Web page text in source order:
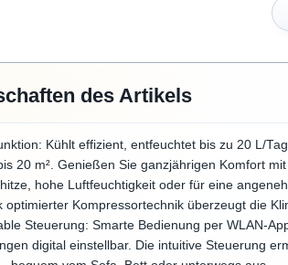
des Artikels
Kühlt effizient, entfeuchtet bis zu 20 L/
20 m². Genießen Sie ganzjährigen Komfort
hohe Luftfeuchtigkeit oder für eine
optimierter Kompressortechnik überzeugt die
Steuerung: Smarte Bedienung per WLAN-
digital einstellbar. Die intuitive Steuerung